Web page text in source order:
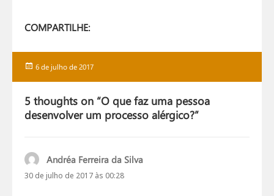
COMPARTILHE:
Publicado
6 de julho de 2017
5 thoughts on “O que faz uma pessoa
desenvolver um processo alérgico?”
Andréa Ferreira da Silva
30 de julho de 2017 às 00:28